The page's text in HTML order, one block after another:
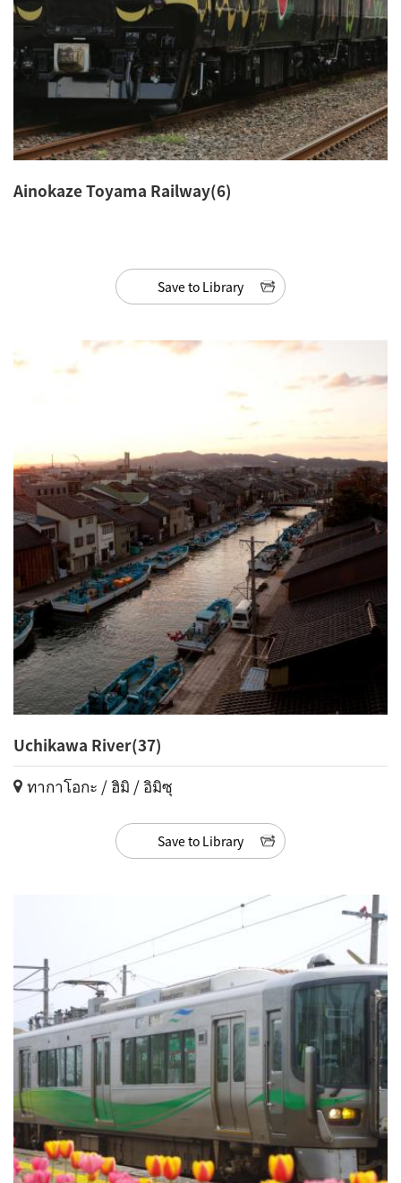
Ainokaze Toyama Railway(6)
Save to Library
Uchikawa River(37)
ทากาโอกะ / ฮิมิ / อิมิซุ
Save to Library